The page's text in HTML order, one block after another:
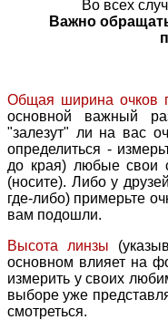
Во всех
Важно
Общая ширина очков
основной важный
"залезут" ли на вас
определиться -
до края) любые свои
(носите). Либо у
где-либо) примерьте
вам подошли.
Высота линзы
основном влияет на
измерить у своих
выборе уже
смотреться.